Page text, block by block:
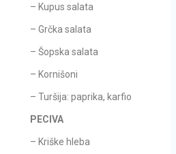
– Kupus salata
– Grčka salata
– Šopska salata
– Kornišoni
– Turšija: paprika, karfio
PECIVA
– Kriške hleba